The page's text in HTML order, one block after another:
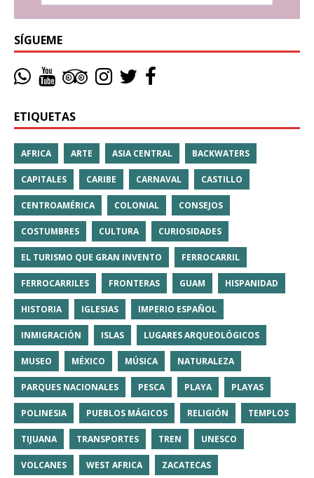
SÍGUEME
ETIQUETAS
AFRICA ARTE ASIA CENTRAL BACKWATERS
CAPITALES CARIBE CARNAVAL CASTILLO
CENTROAMÉRICA COLONIAL CONSEJOS
COSTUMBRES CULTURA CURIOSIDADES
EL TURISMO QUE GRAN INVENTO FERROCARRIL
FERROCARRILES FRONTERAS GUAM HISPANIDAD
HISTORIA IGLESIAS IMPERIO ESPAÑOL
INMIGRACIÓN ISLAS LUGARES ARQUEOLÓGICOS
MUSEO MÉXICO MÚSICA NATURALEZA
PARQUES NACIONALES PESCA PLAYA PLAYAS
POLINESIA PUEBLOS MÁGICOS RELIGIÓN TEMPLOS
TIJUANA TRANSPORTES TREN UNESCO
VOLCANES WEST AFRICA ZACATECAS